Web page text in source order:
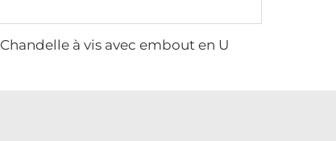
Chandelle à vis avec embout en U